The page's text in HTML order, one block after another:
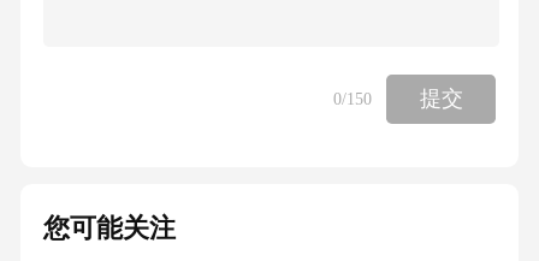
式。站姿与站位：指导营员掌握正确的站姿和
站位，包括双脚的间距、身体的重心分布、膝
基本动作，如引杆、上杆、顶点、下杆、击
0/150 提交
您可能关注